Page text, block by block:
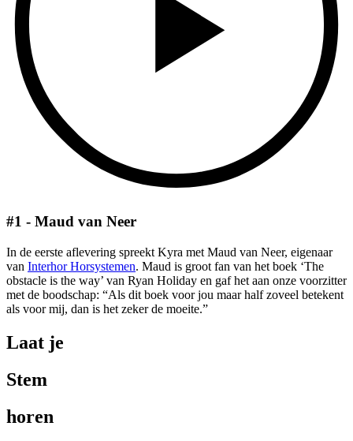
#1 - Maud van Neer
In de eerste aflevering spreekt Kyra met Maud van Neer, eigenaar
van Interhor Horsystemen. Maud is groot fan van het boek ‘The
obstacle is the way’ van Ryan Holiday en gaf het aan onze voorzitter
met de boodschap: “Als dit boek voor jou maar half zoveel betekent
als voor mij, dan is het zeker de moeite.”
Laat je
Stem
horen